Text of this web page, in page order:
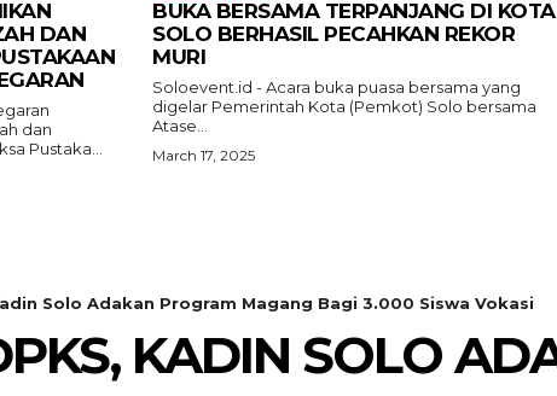
DAN
dan
Pustaka...
BUKA BERSAMA TERPANJANG DI KOTA
SOLO BERHASIL PECAHKAN REKOR
MURI
Soloevent.id - Acara buka puasa bersama yang
digelar Pemerintah Kota (Pemkot) Solo bersama
Atase...
March 17, 2025